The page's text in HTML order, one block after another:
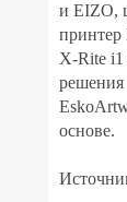
и EIZO,
принтер
X-Rite i1
решения
основе.